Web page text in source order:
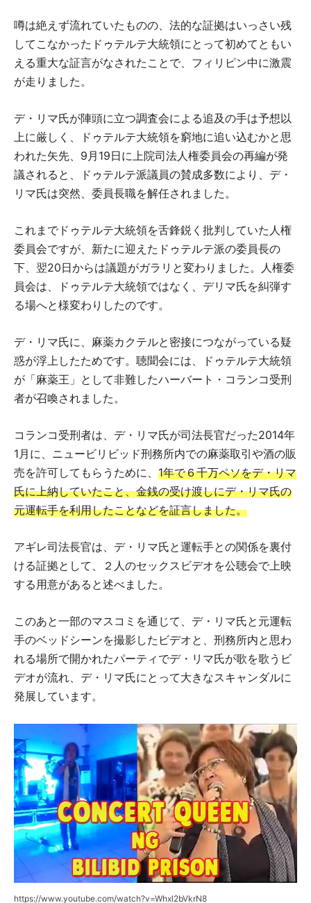
噂は絶えず流れていたものの、法的な証拠はいっさい残
してこなかったドゥテルテ大統領にとって初めてともい
える重大な証言がなされたことで、フィリピン中に激震
が走りました。
デ・リマ氏が陣頭に立つ調査会による追及の手は予想以
上に厳しく、ドゥテルテ大統領を窮地に追い込むかと思
われた矢先、9月19日に上院司法人権委員会の再編が発
議されると、ドゥテルテ派議員の賛成多数により、デ・
リマ氏は突然、委員長職を解任されました。
これまでドゥテルテ大統領を舌鋒鋭く批判していた人権
委員会ですが、新たに迎えたドゥテルテ派の委員長の
下、翌20日からは議題がガラリと変わりました。人権委
員会は、ドゥテルテ大統領ではなく、デリマ氏を糾弾す
る場へと様変わりしたのです。
デ・リマ氏に、麻薬カクテルと密接につながっている疑
惑が浮上したためです。聴聞会には、ドゥテルテ大統領
が「麻薬王」として非難したハーバート・コランコ受刑
者が召喚されました。
コランコ受刑者は、デ・リマ氏が司法長官だった2014年
1月に、ニュービリビッド刑務所内での麻薬取引や酒の販
売を許可してもらうために、 1年で６千万ペソをデ・リマ
氏に上納していたこと、金銭の受け渡しにデ・リマ氏の
元運転手を利用したことなどを証言しました。
アギレ司法長官は、デ・リマ氏と運転手との関係を裏付
ける証拠として、２人のセックスビデオを公聴会で上映
する用意があると述べました。
このあと一部のマスコミを通じて、デ・リマ氏と元運転
手のベッドシーンを撮影したビデオと、刑務所内と思わ
れる場所で開かれたパーティでデ・リマ氏が歌を歌うビ
デオが流れ、デ・リマ氏にとって大きなスキャンダルに
発展しています。
https://www.youtube.com/watch?v=Whxl2bVkrN8